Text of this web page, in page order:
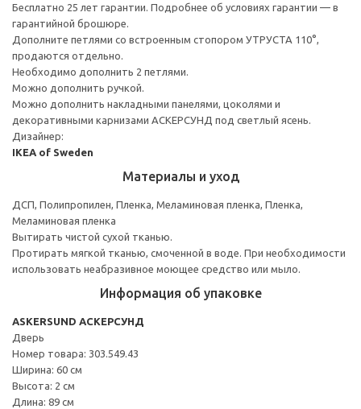
Бесплатно 25 лет гарантии. Подробнее об условиях гарантии — в
гарантийной брошюре.
Дополните петлями со встроенным стопором УТРУСТА 110°,
продаются отдельно.
Необходимо дополнить 2 петлями.
Можно дополнить ручкой.
Можно дополнить накладными панелями, цоколями и
декоративными карнизами АСКЕРСУНД под светлый ясень.
Дизайнер:
IKEA of Sweden
Материалы и уход
ДСП, Полипропилен, Пленка, Меламиновая пленка, Пленка,
Меламиновая пленка
Вытирать чистой сухой тканью.
Протирать мягкой тканью, смоченной в воде. При необходимости
использовать неабразивное моющее средство или мыло.
Информация об упаковке
ASKERSUND АСКЕРСУНД
Дверь
Номер товара: 303.549.43
Ширина: 60 см
Высота: 2 см
Длина: 89 см